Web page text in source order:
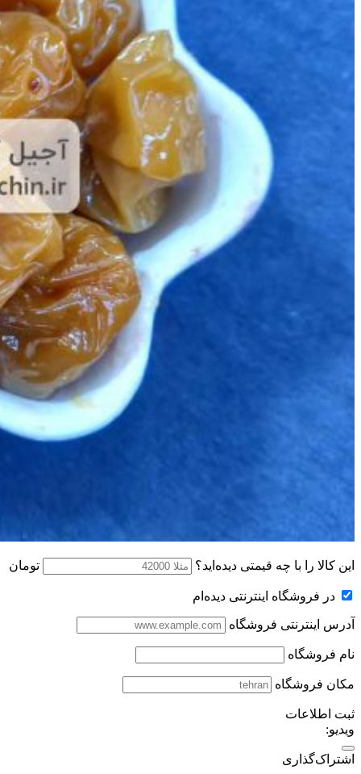
این کالا را با چه قیمتی دیده‌اید؟ تومان
در فروشگاه اینترنتی دیده‌ام
آدرس اینترنتی فروشگاه
نام فروشگاه
مکان فروشگاه
ثبت اطلاعات
ویدیو:
اشتراک‌گذاری